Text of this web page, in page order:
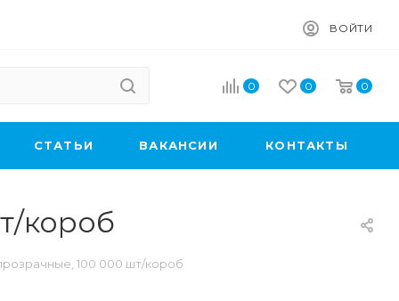
ВОЙТИ
0 0 0
CТАТЬИ ВАКАНСИИ КОНТАКТЫ
короб
100 000 шт/короб